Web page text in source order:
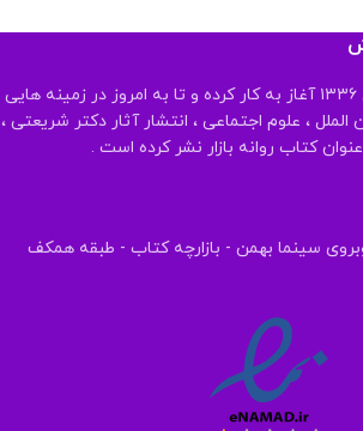
انتشارات چاپخش از سال ۱۳۳۶ آغاز به کار کرده و تا به امروز در زمینه هایی
، علوم اجتماعی ، انتشار آثار دکتر شریعتی ،
سینما بهمن - بازارچه کتاب - طبقه همکف